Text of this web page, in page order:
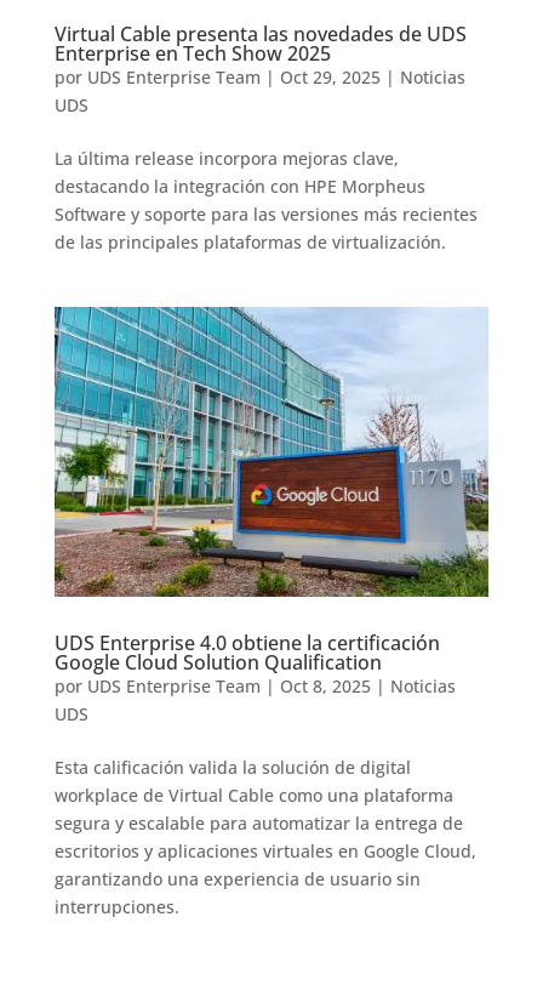
Virtual Cable presenta las novedades de UDS
Enterprise en Tech Show 2025
por UDS Enterprise Team | Oct 29, 2025| Noticias
UDS
La última release incorpora mejoras clave,
destacando la integración con HPE Morpheus
Software y soporte para las versiones más recientes
de las principales plataformas de virtualización.
UDS Enterprise 4.0 obtiene la certificación
Google Cloud Solution Qualification
por UDS Enterprise Team | Oct 8, 2025| Noticias
UDS
Esta calificación valida la solución de digital
workplace de Virtual Cable como una plataforma
segura y escalable para automatizar la entrega de
escritorios y aplicaciones virtuales en Google Cloud,
garantizando una experiencia de usuario sin
interrupciones.